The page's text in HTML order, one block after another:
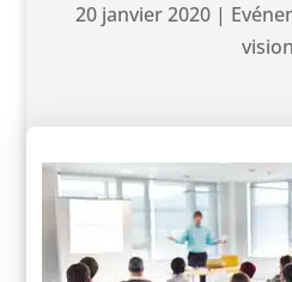
20 janvier 2020|
vision